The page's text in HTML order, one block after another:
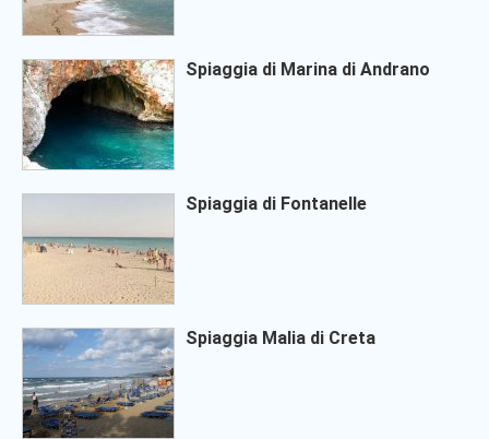
Spiaggia di Marina di Andrano
Spiaggia di Fontanelle
Spiaggia Malia di Creta